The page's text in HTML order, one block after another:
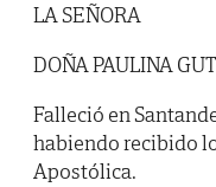
LA SEÑORA
DOÑA PAULINA
Falleció en
habiendo recibido
Apostólica.